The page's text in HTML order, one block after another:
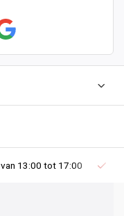
13:00 tot 17:00